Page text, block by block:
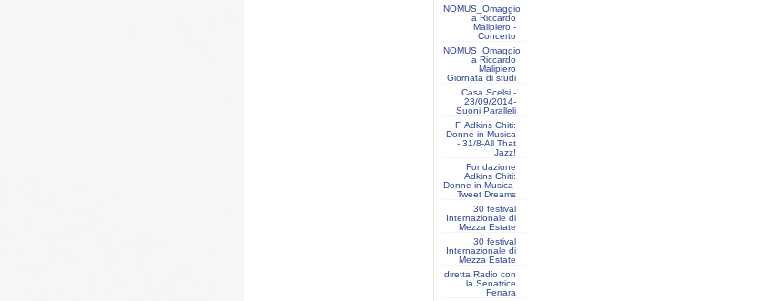
NOMUS_Omaggio
a Riccardo
Malipiero -
Concerto
NOMUS_Omaggio
a Riccardo
Malipiero
Giornata di studi
Casa Scelsi -
23/09/2014-
Suoni Paralleli
F. Adkins Chiti:
Donne in Musica
- 31/8-All That
Jazz!
Fondazione
Adkins Chiti:
Donne in Musica-
Tweet Dreams
30 festival
Internazionale di
Mezza Estate
30 festival
Internazionale di
Mezza Estate
diretta Radio con
la Senatrice
Ferrara